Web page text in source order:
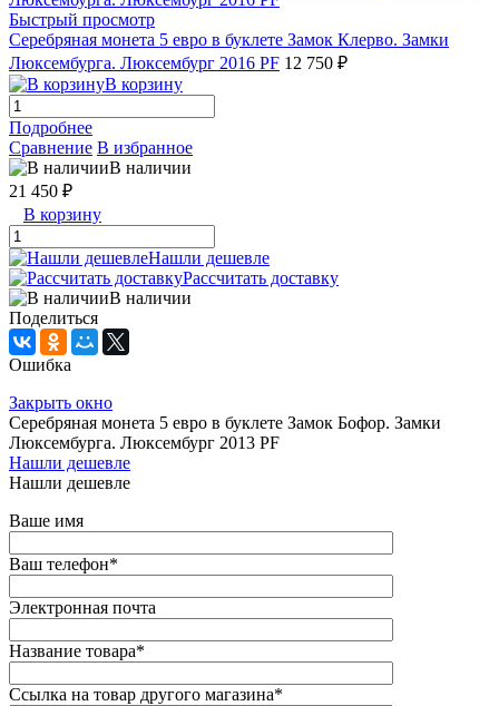
Быстрый просмотр
Серебряная монета 5 евро в буклете Замок Клерво. Замки
Люксембурга. Люксембург 2016 PF 12 750 ₽
В корзину
Подробнее
Сравнение В избранное
В наличии
21 450 ₽
В корзину
Нашли дешевле
Рассчитать доставку
В наличии
Поделиться
Ошибка
Закрыть окно
Серебряная монета 5 евро в буклете Замок Бофор. Замки
Люксембурга. Люксембург 2013 PF
Нашли дешевле
Нашли дешевле
Ваше имя
Ваш телефон*
Электронная почта
Название товара*
Ссылка на товар другого магазина*